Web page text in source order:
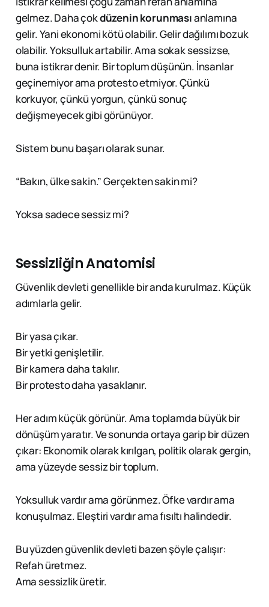
gelmez. Daha çokdüzenin korunmasıanlamına
gelir. Yani ekonomi kötü olabilir. Gelir dağılımı bozuk
olabilir. Yoksulluk artabilir. Ama sokak sessizse,
buna istikrar denir. Bir toplum düşünün. İnsanlar
geçinemiyor ama protesto etmiyor. Çünkü
korkuyor, çünkü yorgun, çünkü sonuç
değişmeyecek gibi görünüyor.
Sistem bunu başarı olarak sunar.
“Bakın, ülke sakin.” Gerçekten sakin mi?
Yoksa sadece sessiz mi?
Sessizliğin Anatomisi
Güvenlik devleti genellikle bir anda kurulmaz. Küçük
adımlarla gelir.
Bir yasa çıkar.
Bir yetki genişletilir.
Bir kamera daha takılır.
Bir protesto daha yasaklanır.
Her adım küçük görünür. Ama toplamda büyük bir
dönüşüm yaratır. Ve sonunda ortaya garip bir düzen
çıkar: Ekonomik olarak kırılgan, politik olarak gergin,
ama yüzeyde sessiz bir toplum.
Yoksulluk vardır ama görünmez. Öfke vardır ama
konuşulmaz. Eleştiri vardır ama fısıltı halindedir.
Bu yüzden güvenlik devleti bazen şöyle çalışır:
Refah üretmez.
Ama sessizlik üretir.